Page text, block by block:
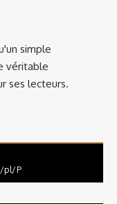
simple
véritable
ses lecteurs.
pl/P